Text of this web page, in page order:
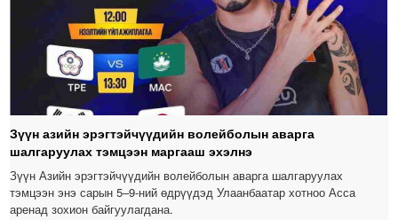
Зүүн азийн эрэгтэйчүүдийн волейболын аварга
шалгаруулах тэмцээн маргааш эхэлнэ
Зүүн Азийн эрэгтэйчүүдийн волейболын аварга шалгаруулах
тэмцээн энэ сарын 5–9-ний өдрүүдэд Улаанбаатар хотноо Асса
аренад зохион байгуулагдана.